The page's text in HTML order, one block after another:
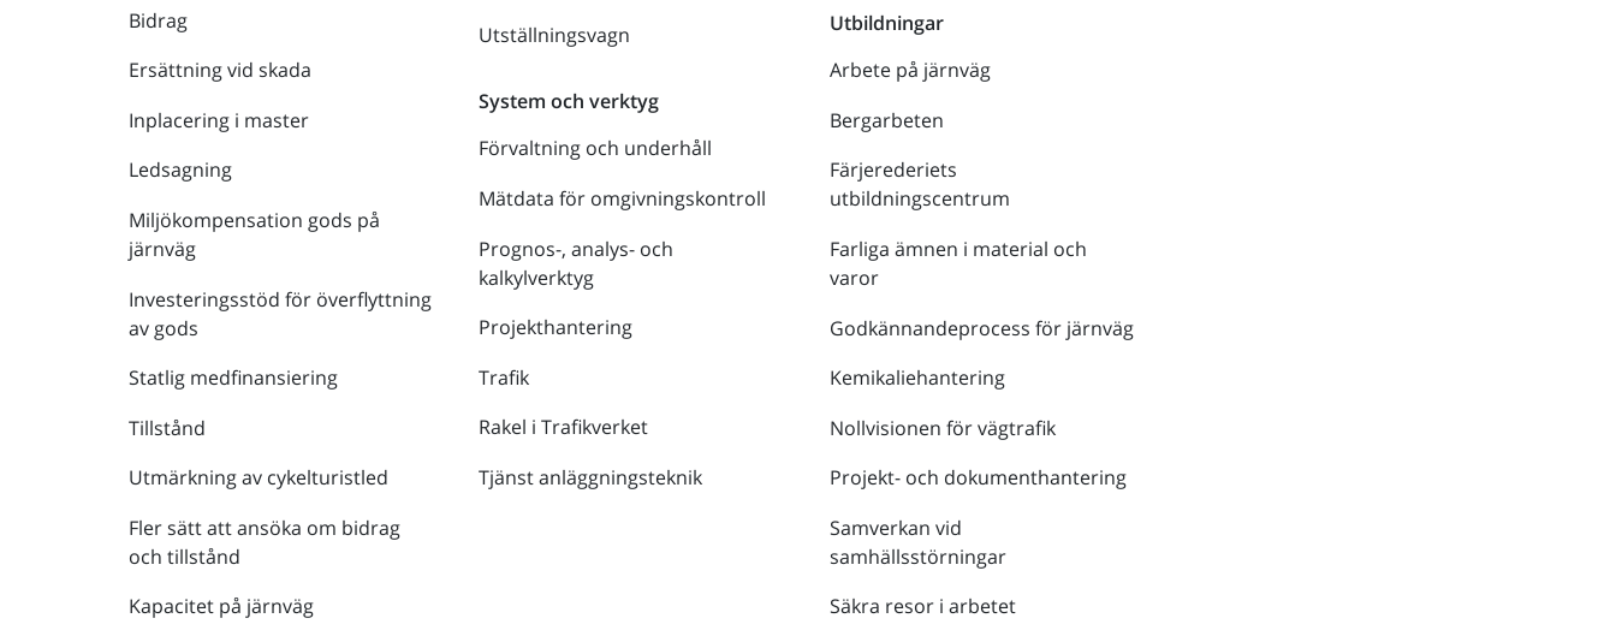
Bidrag
Ersättning vid skada
Inplacering i master
Ledsagning
Miljökompensation gods på
järnväg
Investeringsstöd för överflyttning
av gods
Statlig medfinansiering
Tillstånd
Utmärkning av cykelturistled
Fler sätt att ansöka om bidrag
och tillstånd
Kapacitet på järnväg
Utställningsvagn
System och verktyg
Förvaltning och underhåll
Mätdata för omgivningskontroll
Prognos-, analys- och
kalkylverktyg
Projekthantering
Trafik
Rakel i Trafikverket
Tjänst anläggningsteknik
Utbildningar
Arbete på järnväg
Bergarbeten
Färjerederiets
utbildningscentrum
Farliga ämnen i material och
varor
Godkännandeprocess för järnväg
Kemikaliehantering
Nollvisionen för vägtrafik
Projekt- och dokumenthantering
Samverkan vid
samhällsstörningar
Säkra resor i arbetet